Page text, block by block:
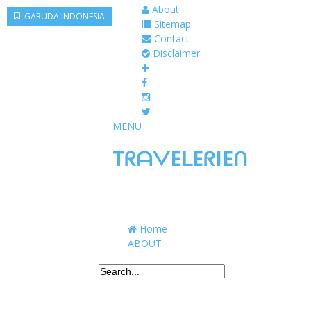
About
Sitemap
Contact
Disclaimer
MENU
TᖇᗩᐯEᒪEᖇIEᑎ
Home
ABOUT
GARUDA INDONESIA